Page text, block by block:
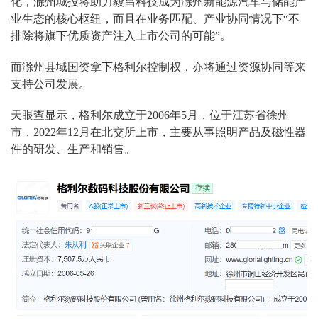
业生态的核心枢纽，而且在业务匹配、产业协同情况下“不
排除将旗下优质资产注入上市公司的可能”。
而滁州县域国资拿下格利尔控制权，亦将通过资源协同等来
支持公司发展。
天眼查显示，格利尔成立于2006年5月，位于江苏省徐州
市，2022年12月在北交所上市，主要从事照明产品及磁性器
件的研发、生产和销售。